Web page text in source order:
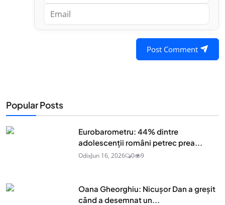
Post Comment
Popular Posts
Eurobarometru: 44% dintre
adolescenţii români petrec prea...
OdixJun 16, 2026 0 9
Oana Gheorghiu: Nicușor Dan a greșit
când a desemnat un...